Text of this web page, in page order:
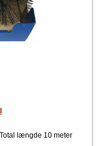
længde 10 meter